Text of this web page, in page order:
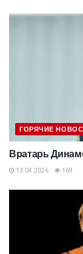
ГОРЯЧИЕ
Вратарь
13.04.2026 169